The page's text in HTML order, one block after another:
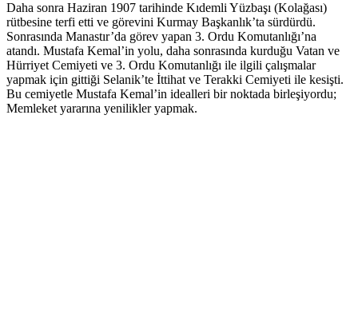
Daha sonra Haziran 1907 tarihinde Kıdemli Yüzbaşı (Kolağası)
rütbesine terfi etti ve görevini Kurmay Başkanlık’ta sürdürdü.
Sonrasında Manastır’da görev yapan 3. Ordu Komutanlığı’na
atandı. Mustafa Kemal’in yolu, daha sonrasında kurduğu Vatan ve
Hürriyet Cemiyeti ve 3. Ordu Komutanlığı ile ilgili çalışmalar
yapmak için gittiği Selanik’te İttihat ve Terakki Cemiyeti ile kesişti.
Bu cemiyetle Mustafa Kemal’in idealleri bir noktada birleşiyordu;
Memleket yararına yenilikler yapmak.